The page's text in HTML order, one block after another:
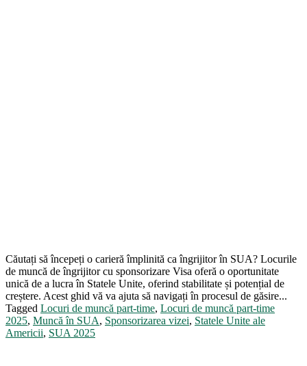
Căutați să începeți o carieră împlinită ca îngrijitor în SUA? Locurile
de muncă de îngrijitor cu sponsorizare Visa oferă o oportunitate
unică de a lucra în Statele Unite, oferind stabilitate și potențial de
creștere. Acest ghid vă va ajuta să navigați în procesul de găsire...
Tagged Locuri de muncă part-time, Locuri de muncă part-time
2025, Muncă în SUA, Sponsorizarea vizei, Statele Unite ale
Americii, SUA 2025